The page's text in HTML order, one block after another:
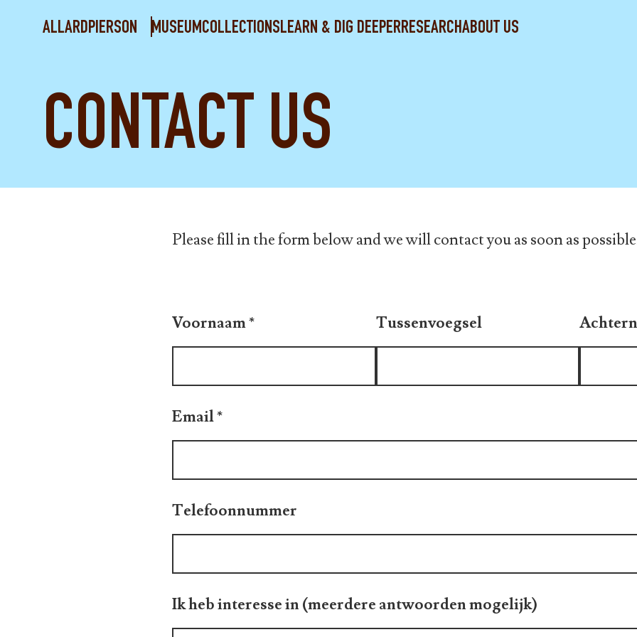
ALLARDPIERSON MUSEUMCOLLECTIONSLEARN & DIG DEEPERRESEARCHABOUT US
CONTACT US
Please fill in the form below and we will contact you as soon as
Voornaam* Tussenvoegsel
Email*
Telefoonnummer
Ik heb interesse in (meerdere antwoorden mogelijk)